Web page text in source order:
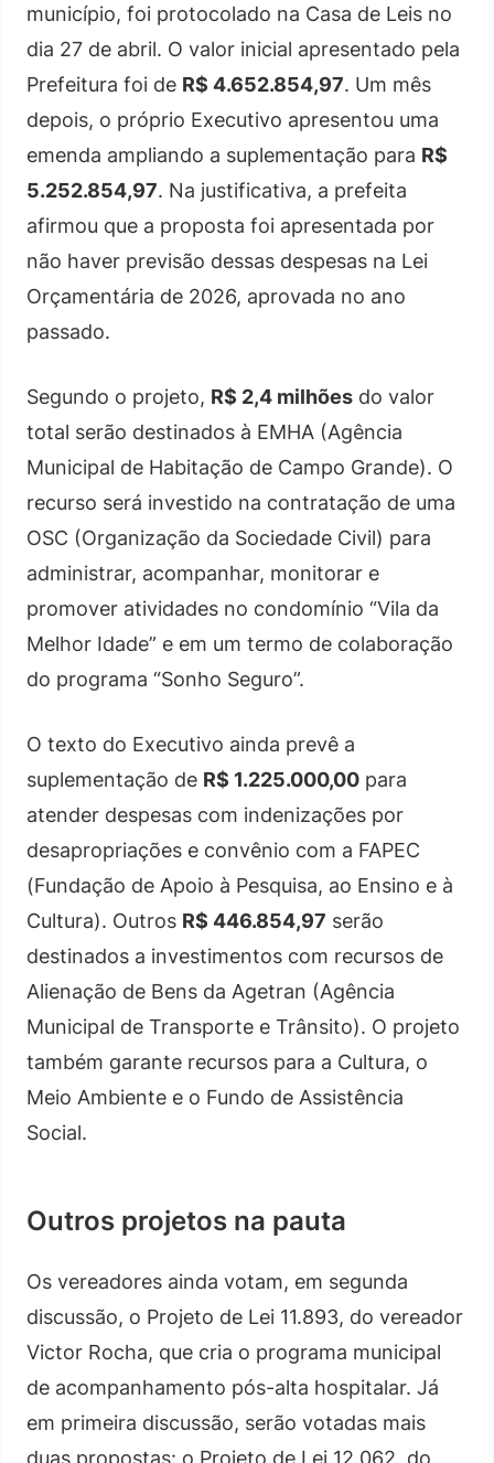
município, foi protocolado na Casa de Leis no
dia 27 de abril. O valor inicial apresentado pela
Prefeitura foi de R$ 4.652.854,97. Um mês
depois, o próprio Executivo apresentou uma
emenda ampliando a suplementação para R$
5.252.854,97. Na justificativa, a prefeita
afirmou que a proposta foi apresentada por
não haver previsão dessas despesas na Lei
Orçamentária de 2026, aprovada no ano
passado.
Segundo o projeto, R$ 2,4 milhões do valor
total serão destinados à EMHA (Agência
Municipal de Habitação de Campo Grande). O
recurso será investido na contratação de uma
OSC (Organização da Sociedade Civil) para
administrar, acompanhar, monitorar e
promover atividades no condomínio “Vila da
Melhor Idade” e em um termo de colaboração
do programa “Sonho Seguro”.
O texto do Executivo ainda prevê a
suplementação de R$ 1.225.000,00 para
atender despesas com indenizações por
desapropriações e convênio com a FAPEC
(Fundação de Apoio à Pesquisa, ao Ensino e à
Cultura). Outros R$ 446.854,97 serão
destinados a investimentos com recursos de
Alienação de Bens da Agetran (Agência
Municipal de Transporte e Trânsito). O projeto
também garante recursos para a Cultura, o
Meio Ambiente e o Fundo de Assistência
Social.
Outros projetos na pauta
Os vereadores ainda votam, em segunda
discussão, o Projeto de Lei 11.893, do vereador
Victor Rocha, que cria o programa municipal
de acompanhamento pós-alta hospitalar. Já
em primeira discussão, serão votadas mais
duas propostas: o Projeto de Lei 12.062, do